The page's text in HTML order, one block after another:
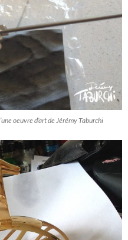
oeuvre d’art de Jérémy Taburchi